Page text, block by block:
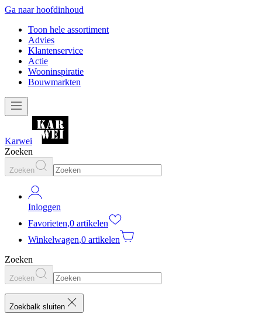
Ga naar hoofdinhoud
Toon hele assortiment
Advies
Klantenservice
Actie
Wooninspiratie
Bouwmarkten
Karwei
Zoeken
Zoeken
Inloggen
Favorieten,0 artikelen
Winkelwagen,0 artikelen
Zoeken
Zoeken
Zoekbalk sluiten